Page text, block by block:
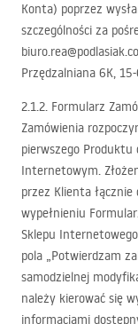
Konta) poprzez
szczególności za
Przędzalniana 6K,
2.1.2. Formularz
Zamówienia
pierwszego Produktu
Internetowym.
przez Klienta
wypełnieniu
Sklepu
pola „Potwierdzam
samodzielnej
należy kierować się
informacjami